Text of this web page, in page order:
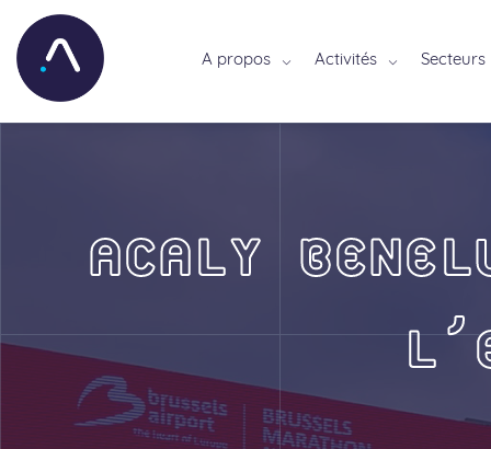
A propos Activités Secteurs
ACALY